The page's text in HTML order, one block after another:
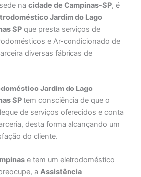
nacidade de Campinas-SP, é
Jardim do Lago
SP que presta serviços de
e Ar-condicionado de
diversas fábricas de
Jardim do Lago
SPtem consciência de que o
de serviços oferecidos e conta
desta forma alcançando um
do cliente.
e tem um eletrodoméstico
aAssistência